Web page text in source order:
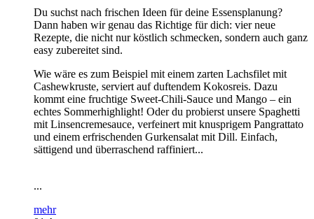
Du suchst nach frischen Ideen für deine Essensplanung?
Dann haben wir genau das Richtige für dich: vier neue
Rezepte, die nicht nur köstlich schmecken, sondern auch ganz
easy zubereitet sind.
Wie wäre es zum Beispiel mit einem zarten Lachsfilet mit
Cashewkruste, serviert auf duftendem Kokosreis. Dazu
kommt eine fruchtige Sweet-Chili-Sauce und Mango – ein
echtes Sommerhighlight! Oder du probierst unsere Spaghetti
mit Linsencremesauce, verfeinert mit knusprigem Pangrattato
und einem erfrischenden Gurkensalat mit Dill. Einfach,
sättigend und überraschend raffiniert...
...
mehr